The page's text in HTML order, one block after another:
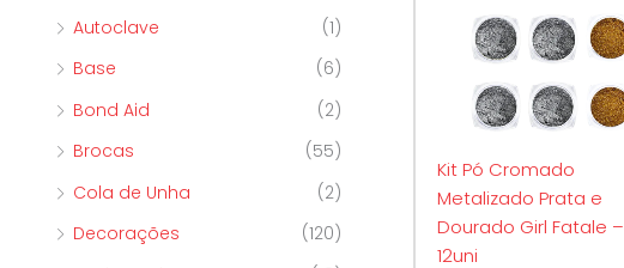
Autoclave
(1)
Base
(6)
Bond Aid
(2)
Brocas
(55)
Cola de Unha
(2)
Decorações
(120)
Kit Pó Cromado
Metalizado Prata e
Dourado Girl Fatale –
12uni